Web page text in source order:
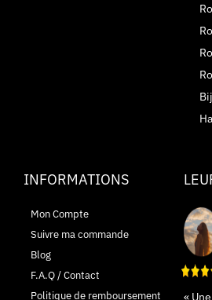
INFORMATIONS
Mon Compte
Suivre ma commande
Blog
F.A.Q / Contact
Politique de remboursement
«